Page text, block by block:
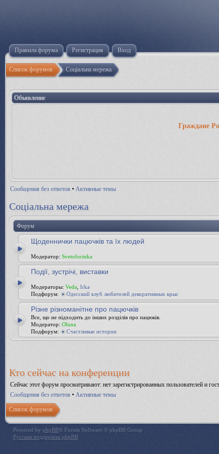
Правила форума Регистрация Вход
Список форумов Соціальна мережа
Объявление
Граждане
Сообщения без ответов • Активные темы
Соціальна мережа
Форум
Щоденнички пацючків та їх людей
Модератор: Svetoforinka
Події, зустрічі, виставки
Модераторы: Veda Irka
Подфорум:
Одесский клуб любителей декоративных крыс
Різне різноманітне про пацючків
Все, що не підходить до інших розділів про пацюків.
Модератор: Oluna
Подфорум:
Счастливые истории
Кто сейчас на конференции
Сейчас этот форум просматривают: нет зарегистрированных пользователей и
Сообщения без ответов • Активные темы
Список форумов
Powered by phpBB® Forum Software © phpBB Group
Русская поддержка phpBB